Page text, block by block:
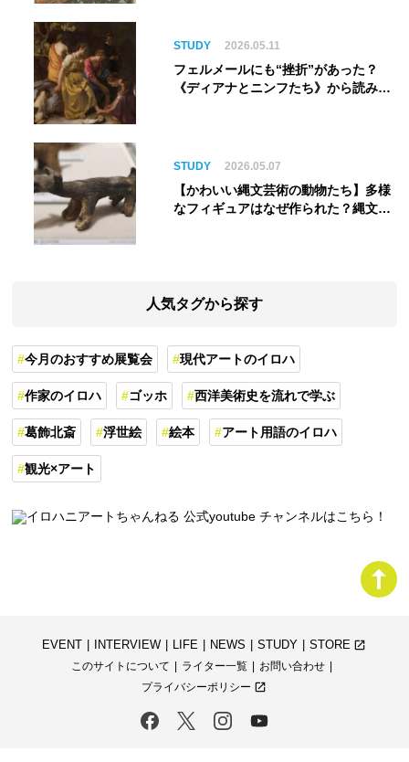
STUDY 2026.05.11
フェルメールにも“挫折”があった？
《ディアナとニンフたち》から読み解
STUDY 2026.05.07
【かわいい縄文芸術の動物たち】多様
なフィギュアはなぜ作られた？縄文人
人気タグから探す
今月のおすすめ展覧会 現代アートのイロハ
作家のイロハ ゴッホ 西洋美術史を流れで学ぶ
葛飾北斎 浮世絵 絵本 アート用語のイロハ
観光×アート
EVENT INTERVIEW LIFE NEWS STUDY STORE launch
このサイトについて
ライター一覧
お問い合わせ
プライバシーポリシー launch